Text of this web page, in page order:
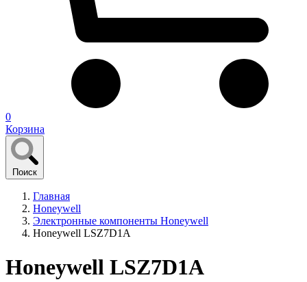
0
Корзина
Поиск
Главная
Honeywell
Электронные компоненты Honeywell
Honeywell LSZ7D1A
Honeywell LSZ7D1A